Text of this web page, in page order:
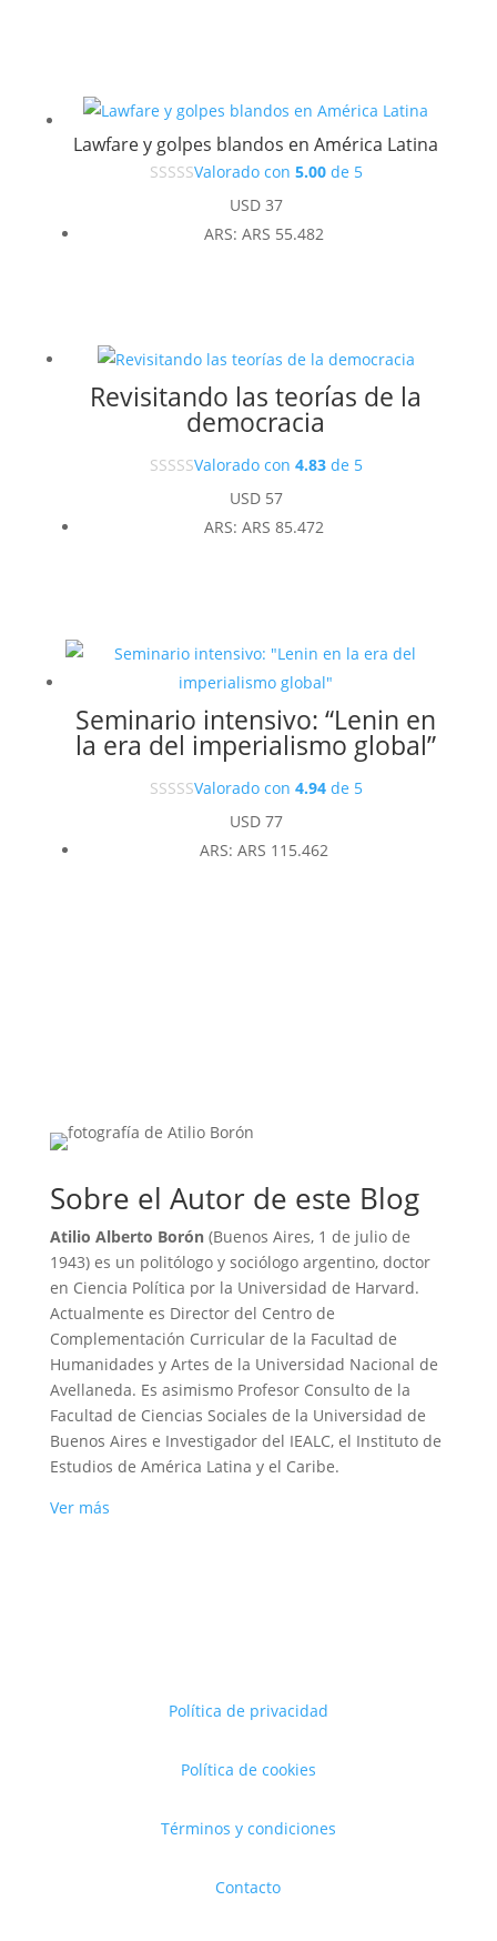
Lawfare y golpes blandos en América Latina
Valorado con 5.00de 5
USD37
ARS: ARS 55.482
Revisitando las teorías de la
democracia
Valorado con 4.83de 5
USD57
ARS: ARS 85.472
Seminario intensivo: “Lenin en
la era del imperialismo global”
Valorado con 4.94de 5
USD77
ARS: ARS 115.462
Sobre el Autor de este Blog
Atilio Alberto Borón(Buenos Aires, 1 de julio de
1943) es un politólogo y sociólogo argentino, doctor
en Ciencia Política por la Universidad de Harvard.
Actualmente es Director del Centro de
Complementación Curricular de la Facultad de
Humanidades y Artes de la Universidad Nacional de
Avellaneda. Es asimismo Profesor Consulto de la
Facultad de Ciencias Sociales de la Universidad de
Buenos Aires e Investigador del IEALC, el Instituto de
Estudios de América Latina y el Caribe.
Ver más
Política de privacidad
Política de cookies
Términos y condiciones
Contacto